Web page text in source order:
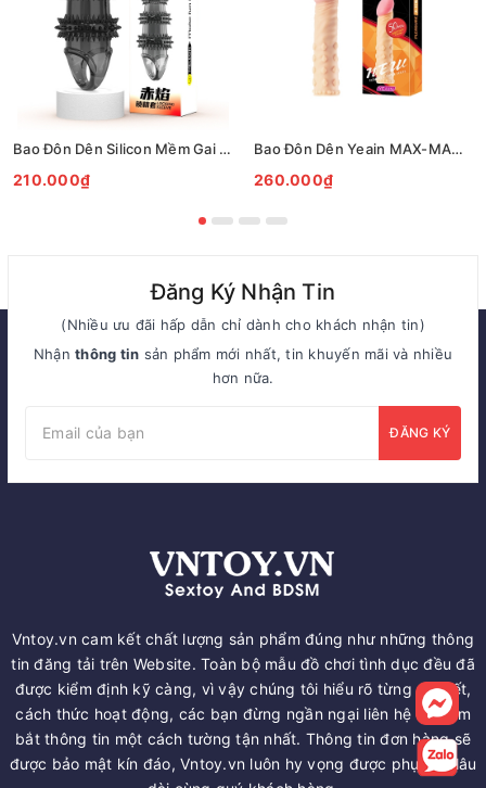
Bao Đôn Dên Silicon Mềm Gai Nổi Khóa Tinh Kéo Dài Thời Gian
210.000₫
Bao Đôn Dên Yeain MAX-MAN 2 Inch Tăng Kích Thước Thêm 5cm
260.000₫
Đăng Ký Nhận Tin
(Nhiều ưu đãi hấp dẫn chỉ dành cho khách nhận tin)
Nhậnthông tin sản phẩm mới nhất, tin khuyến mãi và nhiều
hơn nữa.
ĐĂNG KÝ
Vntoy.vn cam kết chất lượng sản phẩm đúng như những thông
tin đăng tải trên Website. Toàn bộ mẫu đồ chơi tình dục đều đã
được kiểm định kỹ càng, vì vậy chúng tôi hiểu rõ từng chi tiết,
cách thức hoạt động, các bạn đừng ngần ngại liên hệ để nắm
bắt thông tin một cách tường tận nhất. Thông tin đơn hàng sẽ
được bảo mật kín đáo, Vntoy.vn luôn hy vọng được phục vụ lâu